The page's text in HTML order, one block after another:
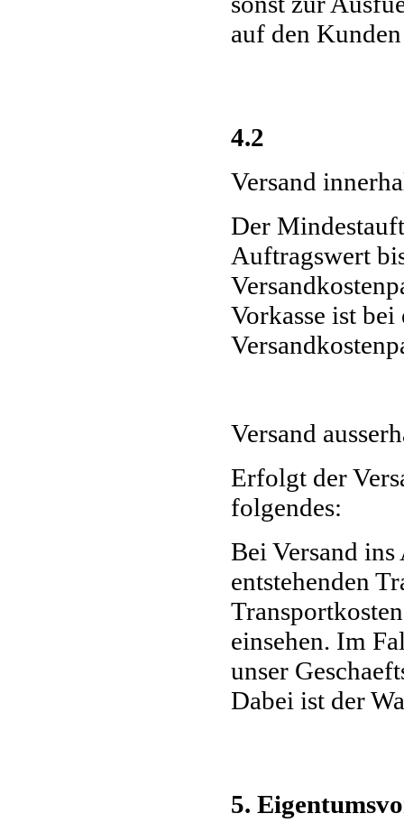
auf den
4.2
Versand
Der
Auftragswert
Vorkasse ist
Versand
Erfolgt der
folgendes:
Bei Versand
entstehenden
einsehen. Im
unser
Dabei ist der
5.